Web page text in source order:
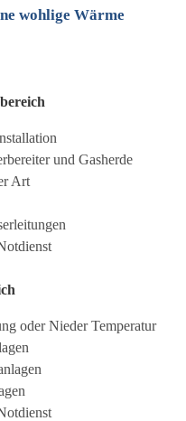
wohlige Wärme
und Gasherde
Art
oder Nieder Temperatur